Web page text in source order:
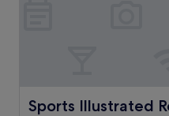
Sports Illustrated
Sports Illustrated